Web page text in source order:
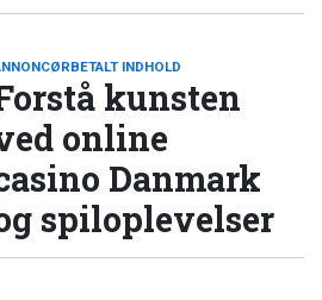
INDHOLD
kunsten
online
Danmark
spiloplevelser